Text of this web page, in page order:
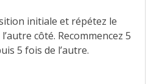
initiale et répétez le
côté. Recommencez 5
5 fois de l’autre.